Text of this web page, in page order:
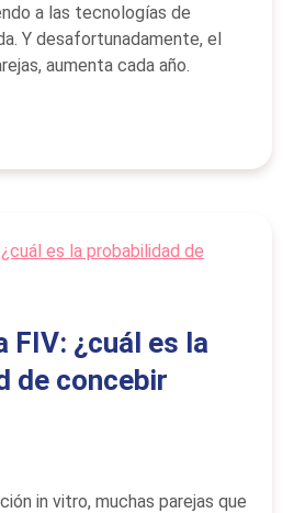
a las tecnologías de
Y desafortunadamente, el
aumenta cada año.
FIV: ¿cuál es la
de concebir
in vitro, muchas parejas que